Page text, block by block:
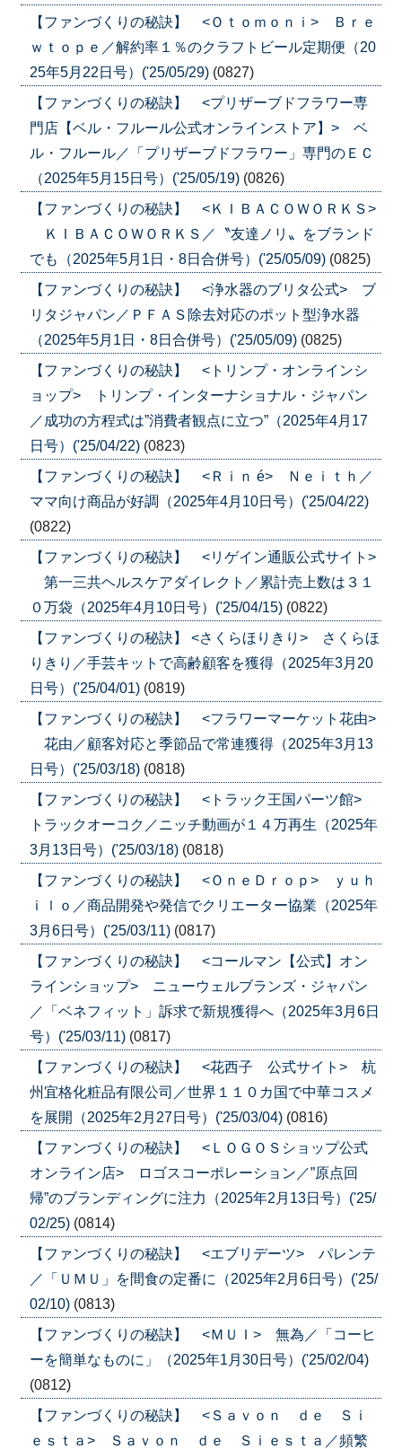
【ファンづくりの秘訣】 <Ｏｔｏｍｏｎｉ> Ｂｒｅ
ｗｔｏｐｅ／解約率１％のクラフトビール定期便（20
25年5月22日号）('25/05/29) (0827)
【ファンづくりの秘訣】 <プリザーブドフラワー専
門店【ベル・フルール公式オンラインストア】> ベ
ル・フルール／「プリザーブドフラワー」専門のＥＣ
（2025年5月15日号）('25/05/19) (0826)
【ファンづくりの秘訣】 <ＫＩＢＡＣＯＷＯＲＫＳ>
ＫＩＢＡＣＯＷＯＲＫＳ／〝友達ノリ〟をブランド
でも（2025年5月1日・8日合併号）('25/05/09) (0825)
【ファンづくりの秘訣】 <浄水器のブリタ公式> ブ
リタジャパン／ＰＦＡＳ除去対応のポット型浄水器
（2025年5月1日・8日合併号）('25/05/09) (0825)
【ファンづくりの秘訣】 <トリンプ・オンラインシ
ョップ> トリンプ・インターナショナル・ジャパン
／成功の方程式は”消費者観点に立つ”（2025年4月17
日号）('25/04/22) (0823)
【ファンづくりの秘訣】 <Ｒｉｎ é> Ｎｅｉｔｈ／
ママ向け商品が好調（2025年4月10日号）('25/04/22)
(0822)
【ファンづくりの秘訣】 <リゲイン通販公式サイト>
第一三共ヘルスケアダイレクト／累計売上数は３１
０万袋（2025年4月10日号）('25/04/15) (0822)
【ファンづくりの秘訣】 <さくらほりきり> さくらほ
りきり／手芸キットで高齢顧客を獲得（2025年3月20
日号）('25/04/01) (0819)
【ファンづくりの秘訣】 <フラワーマーケット花由>
花由／顧客対応と季節品で常連獲得（2025年3月13
日号）('25/03/18) (0818)
【ファンづくりの秘訣】 <トラック王国パーツ館>
トラックオーコク／ニッチ動画が１４万再生（2025年
3月13日号）('25/03/18) (0818)
【ファンづくりの秘訣】 <ＯｎｅＤｒｏｐ> ｙｕｈ
ｉｌｏ／商品開発や発信でクリエーター協業（2025年
3月6日号）('25/03/11) (0817)
【ファンづくりの秘訣】 <コールマン【公式】オン
ラインショップ> ニューウェルブランズ・ジャパン
／「ベネフィット」訴求で新規獲得へ（2025年3月6日
号）('25/03/11) (0817)
【ファンづくりの秘訣】 <花西子 公式サイト> 杭
州宜格化粧品有限公司／世界１１０カ国で中華コスメ
を展開（2025年2月27日号）('25/03/04) (0816)
【ファンづくりの秘訣】 <ＬＯＧＯＳショップ公式
オンライン店> ロゴスコーポレーション／”原点回
帰”のブランディングに注力（2025年2月13日号）('25/
02/25) (0814)
【ファンづくりの秘訣】 <エブリデーツ> パレンテ
／「ＵＭＵ」を間食の定番に（2025年2月6日号）('25/
02/10) (0813)
【ファンづくりの秘訣】 <ＭＵＩ> 無為／「コーヒ
ーを簡単なものに」（2025年1月30日号）('25/02/04)
(0812)
【ファンづくりの秘訣】 <Ｓａｖｏｎ ｄｅ Ｓｉ
ｅｓｔａ> Ｓａｖｏｎ ｄｅ Ｓｉｅｓｔａ／頻繁